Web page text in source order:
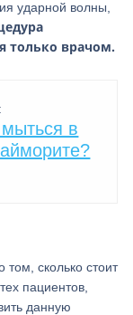
ударной волны,
только врачом.
в
сколько стоит
пациентов,
данную